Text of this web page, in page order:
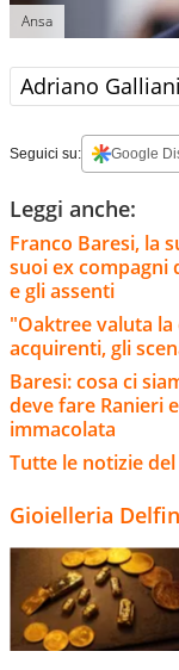
Ansa
Adriano Galliani
Seguici su: Google
Leggi anche:
Franco Baresi, la
suoi ex compagni
e gli assenti
"Oaktree valuta
acquirenti, gli
Baresi: cosa ci
deve fare Ranieri
immacolata
Tutte le notizie
Gioielleria